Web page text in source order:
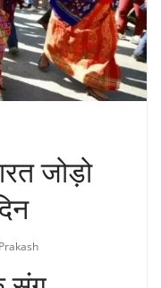
जोड़ो